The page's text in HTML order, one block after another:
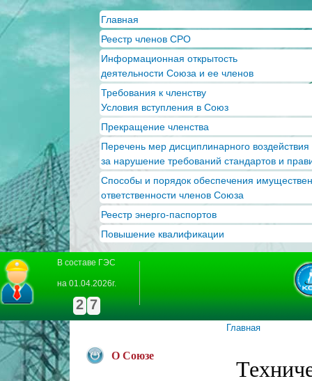
Главная
Реестр членов СРО
Информационная открытость
деятельности Союза и ее членов
Требования к членству
Условия вступления в Союз
Прекращение членства
Перечень мер дисциплинарного воздействия
за нарушение требований стандартов и
Способы и порядок обеспечения
ответственности членов Союза
Реестр энерго-паспортов
Повышение квалификации
В составе ГЭС
на 01.04.2026г.
2 7
Главная
О Союзе